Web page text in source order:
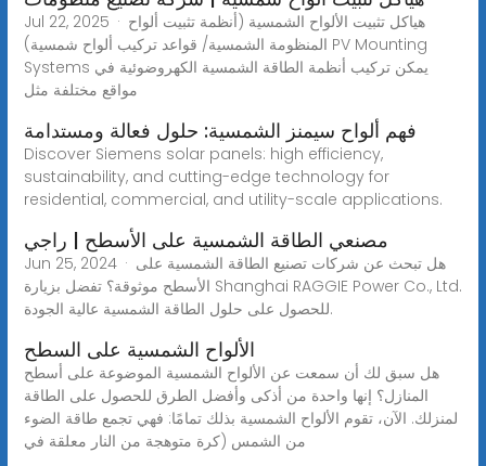
Jul 22, 2025 · هياكل تثبيت الألواح الشمسية (أنظمة تثبيت ألواح
المنظومة الشمسية/ قواعد تركيب ألواح شمسية) PV Mounting
Systems يمكن تركيب أنظمة الطاقة الشمسية الكهروضوئية في
مواقع مختلفة مثل
فهم ألواح سيمنز الشمسية: حلول فعالة ومستدامة
Discover Siemens solar panels: high efficiency,
sustainability, and cutting-edge technology for
residential, commercial, and utility-scale applications.
مصنعي الطاقة الشمسية على الأسطح | راجي
Jun 25, 2024 · هل تبحث عن شركات تصنيع الطاقة الشمسية على
الأسطح موثوقة؟ تفضل بزيارة Shanghai RAGGIE Power Co., Ltd.
للحصول على حلول الطاقة الشمسية عالية الجودة.
الألواح الشمسية على السطح
هل سبق لك أن سمعت عن الألواح الشمسية الموضوعة على أسطح
المنازل؟ إنها واحدة من أذكى وأفضل الطرق للحصول على الطاقة
لمنزلك. الآن، تقوم الألواح الشمسية بذلك تمامًا: فهي تجمع طاقة الضوء
من الشمس (كرة متوهجة من النار معلقة في